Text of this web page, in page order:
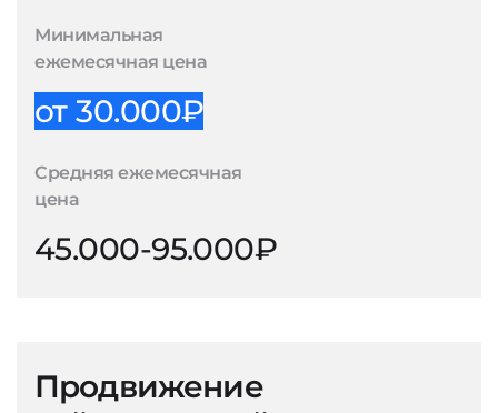
Минимальная
ежемесячная цена
от 30.000₽
Средняя ежемесячная
цена
45.000-95.000₽
Продвижение